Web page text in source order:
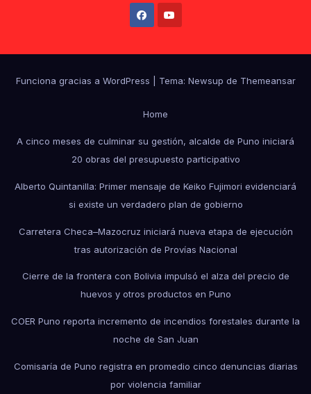
Funciona gracias a WordPress Tema: Newsup de Themeansar
Home
A cinco meses de culminar su gestión, alcalde de Puno iniciará
20 obras del presupuesto participativo
Alberto Quintanilla: Primer mensaje de Keiko Fujimori evidenciará
si existe un verdadero plan de gobierno
Carretera Checa–Mazocruz iniciará nueva etapa de ejecución
tras autorización de Provías Nacional
Cierre de la frontera con Bolivia impulsó el alza del precio de
huevos y otros productos en Puno
COER Puno reporta incremento de incendios forestales durante la
noche de San Juan
Comisaría de Puno registra en promedio cinco denuncias diarias
por violencia familiar